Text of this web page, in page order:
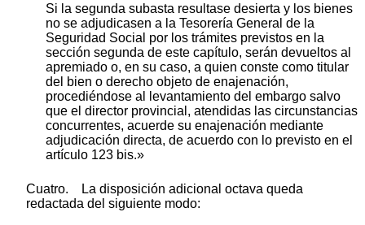
Si la segunda subasta resultase desierta y los bienes
no se adjudicasen a la Tesorería General de la
Seguridad Social por los trámites previstos en la
sección segunda de este capítulo, serán devueltos al
apremiado o, en su caso, a quien conste como titular
del bien o derecho objeto de enajenación,
procediéndose al levantamiento del embargo salvo
que el director provincial, atendidas las circunstancias
concurrentes, acuerde su enajenación mediante
adjudicación directa, de acuerdo con lo previsto en el
artículo 123 bis.»
Cuatro. La disposición adicional octava queda
redactada del siguiente modo: